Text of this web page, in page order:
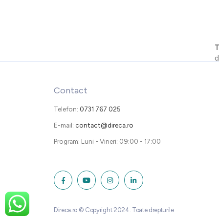
Contact
Telefon: 0731 767 025
E-mail: contact@direca.ro
Program: Luni - Vineri: 09:00 - 17:00
Direca.ro © Copyright 2024. Toate drepturile